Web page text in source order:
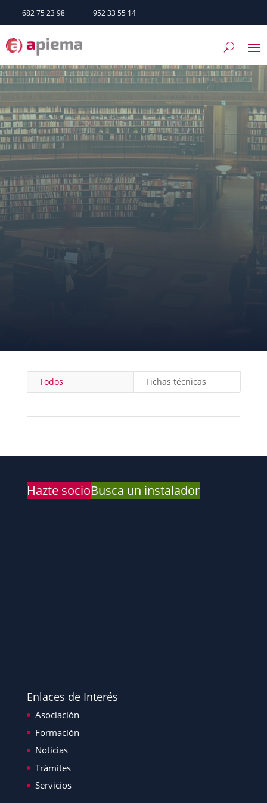
682 75 23 98 952 33 55 14
BIBLIOTECA
DOCUMENTACIÓN
Todos Fichas técnicas
Hazte socioBusca un instalador
Enlaces de Interés
Asociación
Formación
Noticias
Trámites
Servicios